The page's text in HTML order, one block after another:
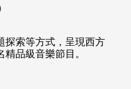
探索等方式，呈現西方
品級音樂節目。